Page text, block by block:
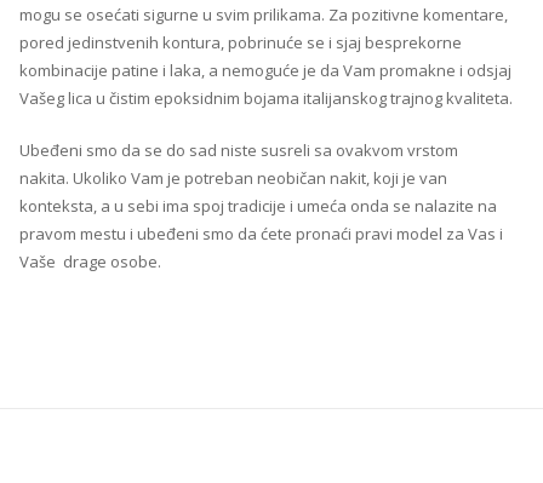
mogu se osećati sigurne u svim prilikama. Za pozitivne komentare,
pored jedinstvenih kontura, pobrinuće se i sjaj besprekorne
kombinacije patine i laka, a nemoguće je da Vam promakne i odsjaj
Vašeg lica u čistim epoksidnim bojama italijanskog trajnog kvaliteta.
Ubeđeni smo da se do sad niste susreli sa ovakvom vrstom
nakita. Ukoliko Vam je potreban neobičan nakit, koji je van
konteksta, a u sebi ima spoj tradicije i umeća onda se nalazite na
pravom mestu i ubeđeni smo da ćete pronaći pravi model za Vas i
Vaše drage osobe.